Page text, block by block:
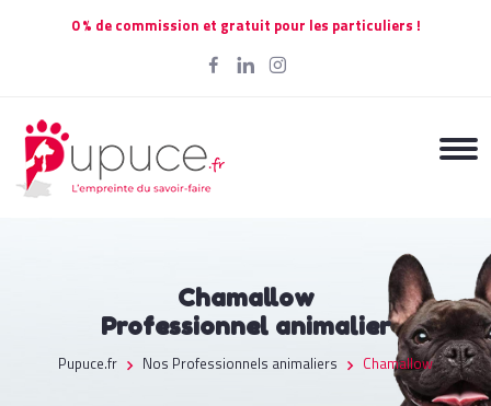
0 % de commission et gratuit pour les particuliers !
Chamallow
Professionnel animalier
Pupuce.fr Nos Professionnels animaliers Chamallow